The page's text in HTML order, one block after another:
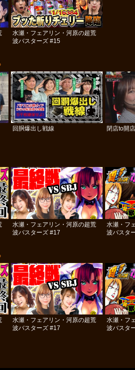
水瀬・フェアリン・河原の超荒
波バスターズ #15
回胴爆出し戦線 閉店to開
水瀬・フェアリン・河原の超荒
波バスターズ #17
水瀬・フ
波バスタ
水瀬・フェアリン・河原の超荒
波バスターズ #17
水瀬・フ
波バスタ